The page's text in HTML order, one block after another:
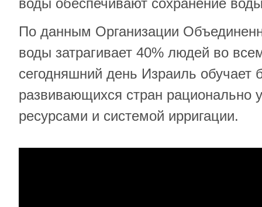
воды обеспечивают сохранение
По данным Организации
воды затрагивает 40% людей во
сегодняшний день Израиль обучает
развивающихся стран рационально
ресурсами и системой ирригации.